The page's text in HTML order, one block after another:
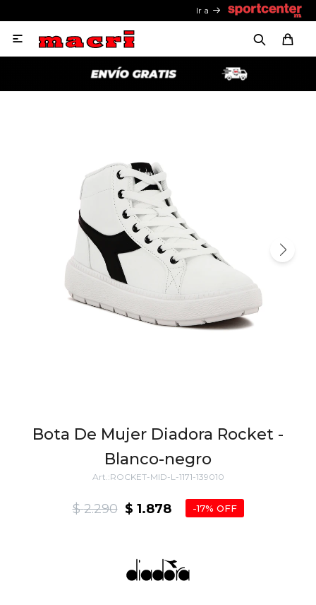
Ir a

Bota De Mujer Diadora Rocket -
Blanco-negro
ROCKET-MID-L-1171-139010
$ 1.878
$ 2.290 17